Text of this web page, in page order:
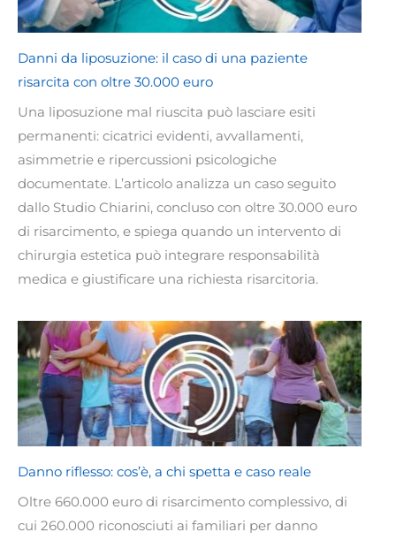
Danni da liposuzione: il caso di una paziente
risarcita con oltre 30.000 euro
Una liposuzione mal riuscita può lasciare esiti
permanenti: cicatrici evidenti, avvallamenti,
asimmetrie e ripercussioni psicologiche
documentate. L’articolo analizza un caso seguito
dallo Studio Chiarini, concluso con oltre 30.000 euro
di risarcimento, e spiega quando un intervento di
chirurgia estetica può integrare responsabilità
medica e giustificare una richiesta risarcitoria.
Danno riflesso: cos’è, a chi spetta e caso reale
Oltre 660.000 euro di risarcimento complessivo, di
cui 260.000 riconosciuti ai familiari per danno